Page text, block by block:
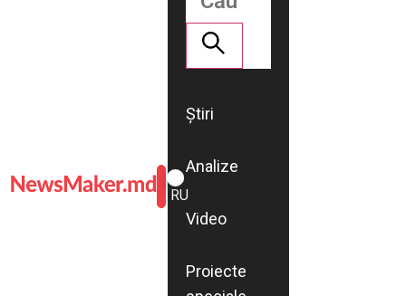
ROMÂNĂ
RU
Știri
Analize
Video
Proiecte